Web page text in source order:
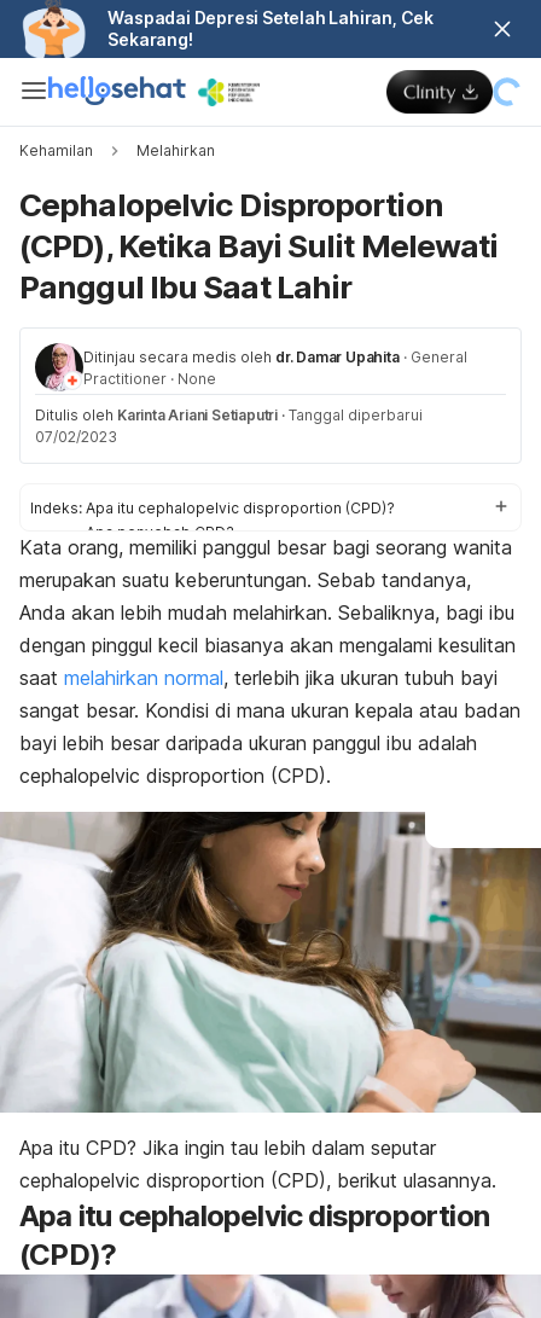
Waspadai Depresi Setelah Lahiran, Cek
Sekarang!
Kehamilan Melahirkan
Cephalopelvic Disproportion
(CPD), Ketika Bayi Sulit Melewati
Panggul Ibu Saat Lahir
Ditinjau secara medis oleh dr. Damar Upahita · General
Practitioner · None
Ditulis oleh Karinta Ariani Setiaputri · Tanggal diperbarui
07/02/2023
Indeks: Apa itu cephalopelvic disproportion (CPD)?
Apa penyebab CPD?
Apa gejala cephalopelvic disproportion?
Apa faktor risiko cephalopelvic disproportion?
Bagaimana cara mendiagnosis cephalopelvic
Bagaimana penanganan cephalopelvic disproportion?
Apa risiko komplikasi dari CPD?
Jadi, apa benar wanita berpanggul kecil lebih sulit
Kata orang, memiliki panggul besar bagi seorang wanita
merupakan suatu keberuntungan. Sebab tandanya,
Anda akan lebih mudah melahirkan. Sebaliknya, bagi ibu
dengan pinggul kecil biasanya akan mengalami kesulitan
saat melahirkan normal, terlebih jika ukuran tubuh bayi
sangat besar. Kondisi di mana ukuran kepala atau badan
bayi lebih besar daripada ukuran panggul ibu adalah
cephalopelvic disproportion (CPD).
Apa itu CPD? Jika ingin tau lebih dalam seputar
cephalopelvic disproportion (CPD), berikut ulasannya.
Apa itu cephalopelvic disproportion
(CPD)?